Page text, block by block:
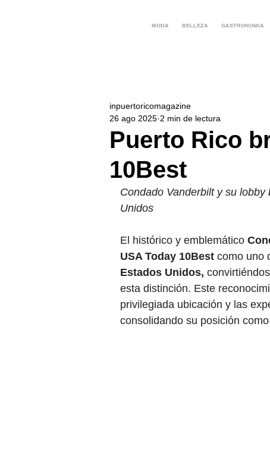
MODA BELLEZA GASTRONOMIA
Puerto Rico
10Best
inpuertoricomagazine
26 ago 2025 2 min de lectura
Condado Vanderbilt y su
Unidos
El histórico y emblemático
USA Today 10Best como uno
Estados Unidos,
esta distinción. Este
privilegiada ubicación y las
consolidando su posición